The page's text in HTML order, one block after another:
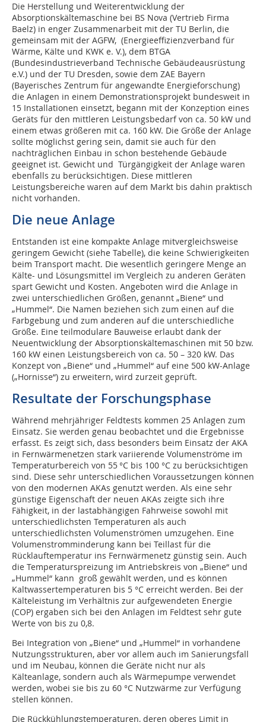
Die Herstellung und Weiterentwicklung der
Absorptionskältemaschine bei BS Nova (Vertrieb Firma
Baelz) in enger Zusammenarbeit mit der TU Berlin, die
gemeinsam mit der AGFW, (Energieeffizienzverband für
Wärme, Kälte und KWK e. V.), dem BTGA
(Bundesindustrieverband Technische Gebäudeausrüstung
e.V.) und der TU Dresden, sowie dem ZAE Bayern
(Bayerisches Zentrum für angewandte Energieforschung)
die Anlagen in einem Demonstrationsprojekt bundesweit in
15 Installationen einsetzt, begann mit der Konzeption eines
Geräts für den mittleren Leistungsbedarf von ca. 50 kW und
einem etwas größeren mit ca. 160 kW. Die Größe der Anlage
sollte möglichst gering sein, damit sie auch für den
nachträglichen Einbau in schon bestehende Gebäude
geeignet ist. Gewicht und Türgängigkeit der Anlage waren
ebenfalls zu berücksichtigen. Diese mittleren
Leistungsbereiche waren auf dem Markt bis dahin praktisch
nicht vorhanden.
Die neue Anlage
Entstanden ist eine kompakte Anlage mitvergleichsweise
geringem Gewicht (siehe Tabelle), die keine Schwierigkeiten
beim Transport macht. Die wesentlich geringere Menge an
Kälte- und Lösungsmittel im Vergleich zu anderen Geräten
spart Gewicht und Kosten. Angeboten wird die Anlage in
zwei unterschiedlichen Größen, genannt „Biene“ und
„Hummel“. Die Namen beziehen sich zum einen auf die
Farbgebung und zum anderen auf die unterschiedliche
Größe. Eine teilmodulare Bauweise erlaubt dank der
Neuentwicklung der Absorptionskältemaschinen mit 50 bzw.
160 kW einen Leistungsbereich von ca. 50 – 320 kW. Das
Konzept von „Biene“ und „Hummel“ auf eine 500 kW-Anlage
(„Hornisse“) zu erweitern, wird zurzeit geprüft.
Resultate der Forschungsphase
Während mehrjähriger Feldtests kommen 25 Anlagen zum
Einsatz. Sie werden genau beobachtet und die Ergebnisse
erfasst. Es zeigt sich, dass besonders beim Einsatz der AKA
in Fernwärmenetzen stark variierende Volumenströme im
Temperaturbereich von 55 °C bis 100 °C zu berücksichtigen
sind. Diese sehr unterschiedlichen Voraussetzungen können
von den modernen AKAs genutzt werden. Als eine sehr
günstige Eigenschaft der neuen AKAs zeigte sich ihre
Fähigkeit, in der lastabhängigen Fahrweise sowohl mit
unterschiedlichsten Temperaturen als auch
unterschiedlichsten Volumenströmen umzugehen. Eine
Volumenstromminderung kann bei Teillast für die
Rücklauftemperatur ins Fernwärmenetz günstig sein. Auch
die Temperaturspreizung im Antriebskreis von „Biene“ und
„Hummel“ kann groß gewählt werden, und es können
Kaltwassertemperaturen bis 5 °C erreicht werden. Bei der
Kälteleistung im Verhältnis zur aufgewendeten Energie
(COP) ergaben sich bei den Anlagen im Feldtest sehr gute
Werte von bis zu 0,8.
Bei Integration von „Biene“ und „Hummel“ in vorhandene
Nutzungsstrukturen, aber vor allem auch im Sanierungsfall
und im Neubau, können die Geräte nicht nur als
Kälteanlage, sondern auch als Wärmepumpe verwendet
werden, wobei sie bis zu 60 °C Nutzwärme zur Verfügung
stellen können.
Die Rückkühlungstemperaturen, deren oberes Limit in